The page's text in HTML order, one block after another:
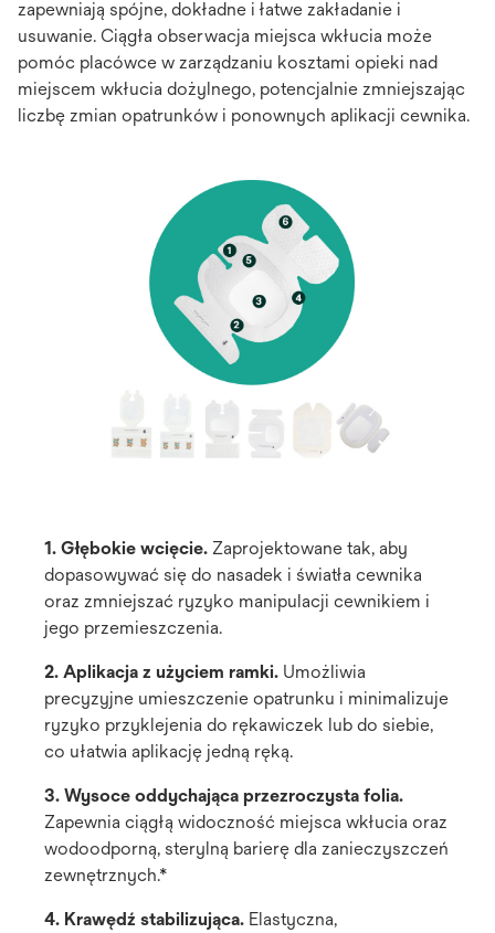
zapewniają spójne, dokładne i łatwe zakładanie i
usuwanie. Ciągła obserwacja miejsca wkłucia może
pomóc placówce w zarządzaniu kosztami opieki nad
miejscem wkłucia dożylnego, potencjalnie zmniejszając
liczbę zmian opatrunków i ponownych aplikacji cewnika.
1. Głębokie wcięcie. Zaprojektowane tak, aby
dopasowywać się do nasadek i światła cewnika
oraz zmniejszać ryzyko manipulacji cewnikiem i
jego przemieszczenia.
2. Aplikacja z użyciem ramki. Umożliwia
precyzyjne umieszczenie opatrunku i minimalizuje
ryzyko przyklejenia do rękawiczek lub do siebie,
co ułatwia aplikację jedną ręką.
3. Wysoce oddychająca przezroczysta folia.
Zapewnia ciągłą widoczność miejsca wkłucia oraz
wodoodporną, sterylną barierę dla zanieczyszczeń
zewnętrznych.*
4. Krawędź stabilizująca. Elastyczna,